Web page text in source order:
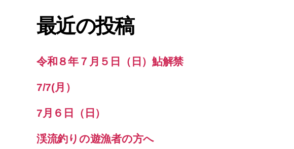
最近の投稿
令和８年７月５日（日）鮎解禁
7/7(月）
7月６日（日）
渓流釣りの遊漁者の方へ